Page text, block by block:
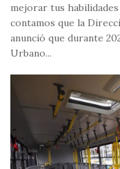
mejorar tus
contamos que la
anunció que durante
Urbano...